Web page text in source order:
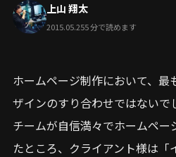
上山 翔太
2015.05.255 分で読めます
ホームページ制作において、
ザインのすり合わせではないで
チームが自信満々でホームペー
たところ、クライアント様は